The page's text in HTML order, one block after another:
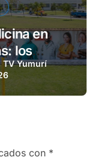
en
los
de una
TV Yumurí
con *